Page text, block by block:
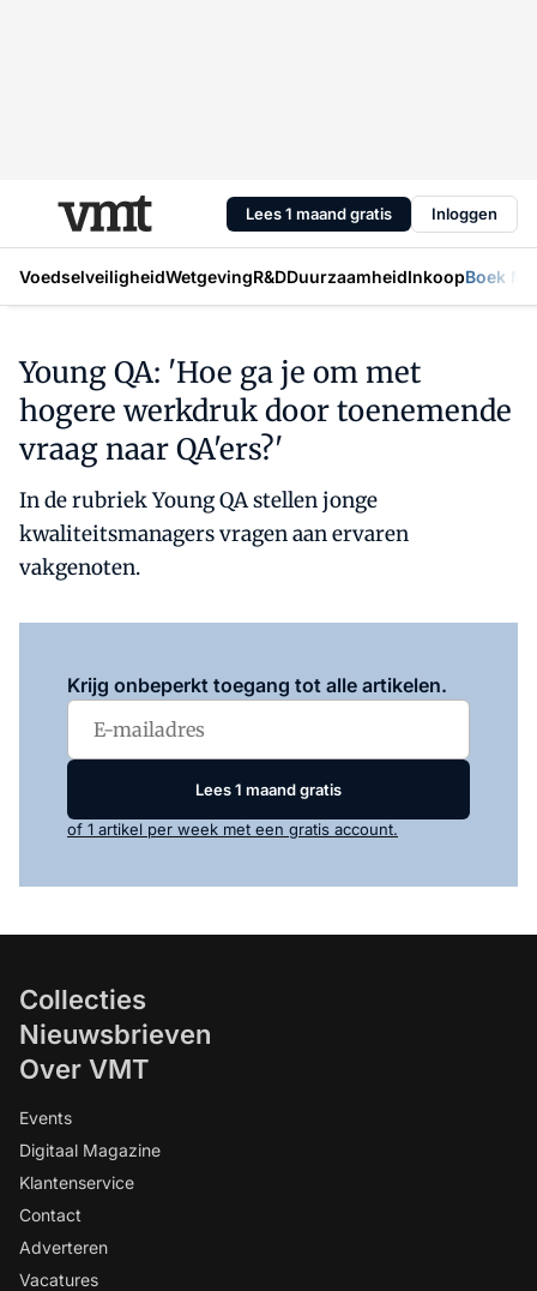
Lees 1 maand gratis Inloggen
VoedselveiligheidWetgevingR&DDuurzaamheidInkoopBoek
Young QA: 'Hoe ga je om met
hogere werkdruk door toenemende
vraag naar QA'ers?'
In de rubriek Young QA stellen jonge
kwaliteitsmanagers vragen aan ervaren
vakgenoten.
Krijg onbeperkt toegang tot alle artikelen.
Lees 1 maand gratis
of 1 artikel per week met een gratis account.
Collecties
Nieuwsbrieven
Over VMT
Events
Digitaal Magazine
Klantenservice
Contact
Adverteren
Vacatures